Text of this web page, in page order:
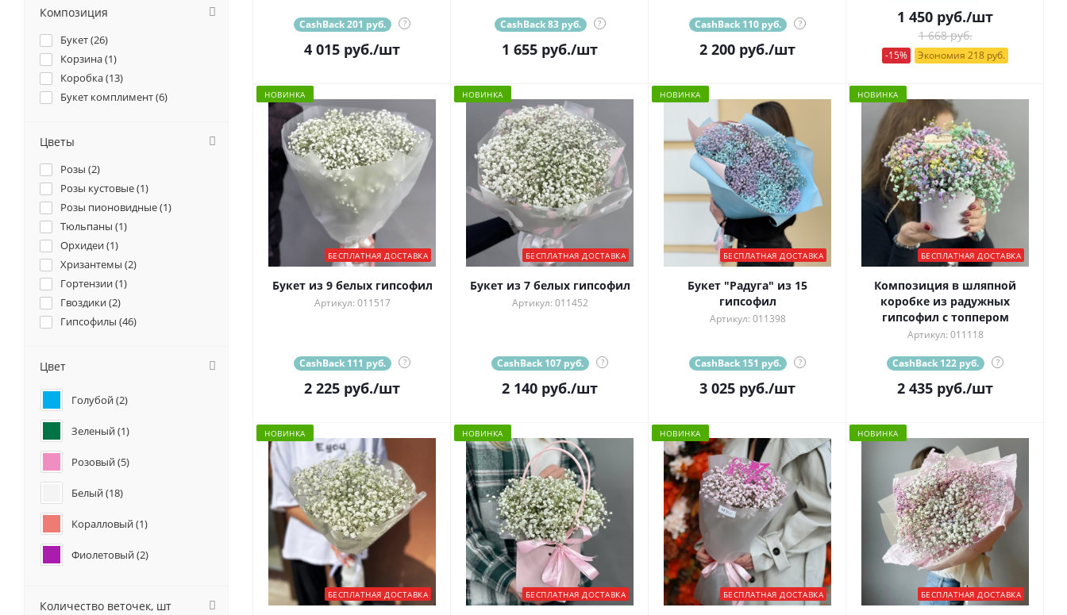
CashBack 201 руб. ?
4 015 руб./шт
CashBack 83 руб. ?
1 655 руб./шт
CashBack 110 руб. ?
2 200 руб./шт
1 450 руб./шт
1 668 руб.
-15% Экономия 218 руб.
НОВИНКА
БЕСПЛАТНАЯ ДОСТАВКА
Букет из 9 белых гипсофил
Артикул: 011517
CashBack 111 руб. ?
2 225 руб./шт
НОВИНКА
БЕСПЛАТНАЯ ДОСТАВКА
Букет из 7 белых гипсофил
Артикул: 011452
CashBack 107 руб. ?
2 140 руб./шт
НОВИНКА
БЕСПЛАТНАЯ ДОСТАВКА
Букет "Радуга" из 15
гипсофил
Артикул: 011398
CashBack 151 руб. ?
3 025 руб./шт
НОВИНКА
БЕСПЛАТНАЯ ДОСТАВКА
Композиция в шляпной
коробке из радужных
гипсофил с топпером
Артикул: 011118
CashBack 122 руб. ?
2 435 руб./шт
НОВИНКА
БЕСПЛАТНАЯ ДОСТАВКА
НОВИНКА
БЕСПЛАТНАЯ ДОСТАВКА
НОВИНКА
БЕСПЛАТНАЯ ДОСТАВКА
НОВИНКА
БЕСПЛАТНАЯ ДОСТАВКА
Композиция
Букет (26)
Корзина (1)
Коробка (13)
Букет комплимент (6)
Цветы
Розы (2)
Розы кустовые (1)
Розы пионовидные (1)
Тюльпаны (1)
Орхидеи (1)
Хризантемы (2)
Гортензии (1)
Гвоздики (2)
Гипсофилы (46)
Цвет
Голубой (2)
Зеленый (1)
Розовый (5)
Белый (18)
Коралловый (1)
Фиолетовый (2)
Количество веточек, шт